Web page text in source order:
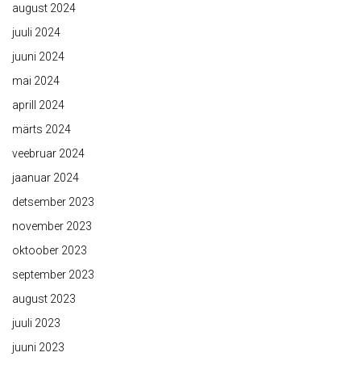
august 2024
juuli 2024
juuni 2024
mai 2024
aprill 2024
märts 2024
veebruar 2024
jaanuar 2024
detsember 2023
november 2023
oktoober 2023
september 2023
august 2023
juuli 2023
juuni 2023